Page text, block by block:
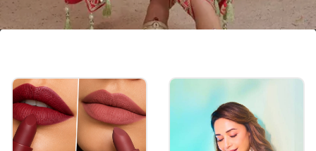
फैन्सी शेडेड बांधनी कफ्तान कुर्ता इन हाउस पार्टी-शादी फंक्शन में
पहन सकते हैं। इसकी डिमांड बहुत ज्यादा है। इसमें जरी वर्क का
शानदार योक और डाउन बॉर्डर पर हैवी वर्क होता है।
Image credits: pinterest